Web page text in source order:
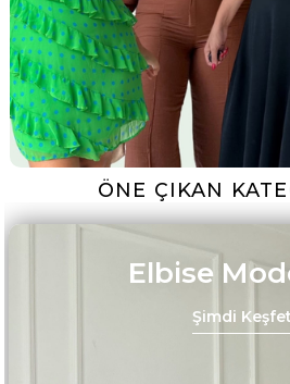
ÖNE ÇIKAN
Elbise
Şimdi Keşfet